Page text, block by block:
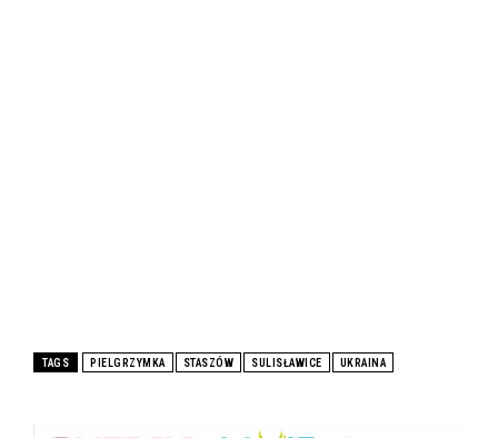
TAGS PIELGRZYMKA STASZÓW SULISŁAWICE UKRAINA